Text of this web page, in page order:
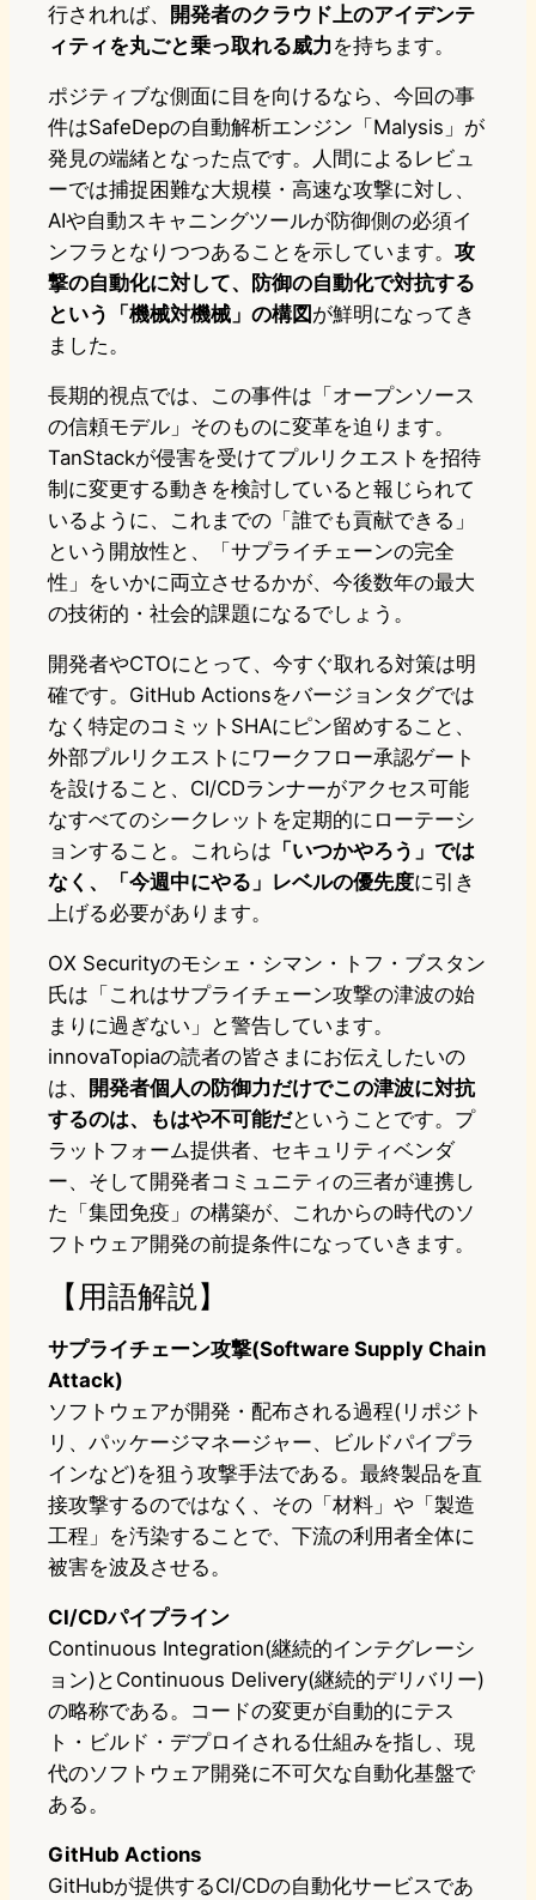
行されれば、 開発者のクラウド上のアイデンテ
ィティを丸ごと乗っ取れる威力を持ちます。
ポジティブな側面に目を向けるなら、今回の事
件はSafeDepの自動解析エンジン「Malysis」が
発見の端緒となった点です。人間によるレビュ
ーでは捕捉困難な大規模・高速な攻撃に対し、
AIや自動スキャニングツールが防御側の必須イ
ンフラとなりつつあることを示しています。 攻
撃の自動化に対して、防御の自動化で対抗する
という「機械対機械」の構図 が鮮明になってき
ました。
長期的視点では、この事件は「オープンソース
の信頼モデル」そのものに変革を迫ります。
TanStackが侵害を受けてプルリクエストを招待
制に変更する動きを検討していると報じられて
いるように、これまでの「誰でも貢献できる」
という開放性と、「サプライチェーンの完全
性」をいかに両立させるかが、今後数年の最大
の技術的・社会的課題になるでしょう。
開発者やCTOにとって、今すぐ取れる対策は明
確です。GitHub Actionsをバージョンタグでは
なく特定のコミットSHAにピン留めすること、
外部プルリクエストにワークフロー承認ゲート
を設けること、CI/CDランナーがアクセス可能
なすべてのシークレットを定期的にローテーシ
ョンすること。これらは 「いつかやろう」では
なく、「今週中にやる」レベルの優先度に引き
上げる必要があります。
OX Securityのモシェ・シマン・トフ・ブスタン
氏は「これはサプライチェーン攻撃の津波の始
まりに過ぎない」と警告しています。
innovaTopiaの読者の皆さまにお伝えしたいの
は、 開発者個人の防御力だけでこの津波に対抗
するのは、もはや不可能だということです。プ
ラットフォーム提供者、セキュリティベンダ
ー、そして開発者コミュニティの三者が連携し
た「集団免疫」の構築が、これからの時代のソ
フトウェア開発の前提条件になっていきます。
【用語解説】
サプライチェーン攻撃(Software Supply Chain
Attack)
ソフトウェアが開発・配布される過程(リポジト
リ、パッケージマネージャー、ビルドパイプラ
インなど)を狙う攻撃手法である。最終製品を直
接攻撃するのではなく、その「材料」や「製造
工程」を汚染することで、下流の利用者全体に
被害を波及させる。
CI/CDパイプライン
Continuous Integration(継続的インテグレーシ
ョン)とContinuous Delivery(継続的デリバリー)
の略称である。コードの変更が自動的にテス
ト・ビルド・デプロイされる仕組みを指し、現
代のソフトウェア開発に不可欠な自動化基盤で
ある。
GitHub Actions
GitHubが提供するCI/CDの自動化サービスであ